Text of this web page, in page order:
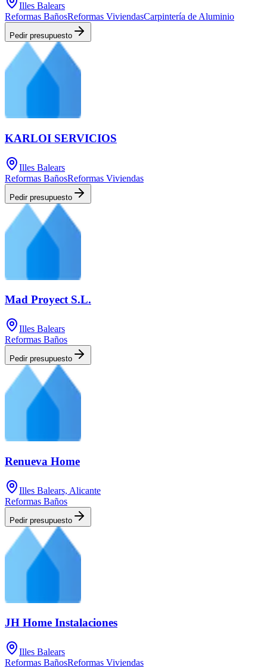
Illes Balears
Reformas BañosReformas ViviendasCarpintería de Aluminio
Pedir presupuesto
KARLOI SERVICIOS
Illes Balears
Reformas BañosReformas Viviendas
Pedir presupuesto
Mad Proyect S.L.
Illes Balears
Reformas Baños
Pedir presupuesto
Renueva Home
Illes Balears, Alicante
Reformas Baños
Pedir presupuesto
JH Home Instalaciones
Illes Balears
Reformas BañosReformas Viviendas